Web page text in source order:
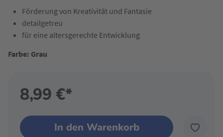
Förderung von Kreativität und Fantasie
detailgetreu
für eine altersgerechte Entwicklung
Farbe: Grau
8,99 €*
In den Warenkorb